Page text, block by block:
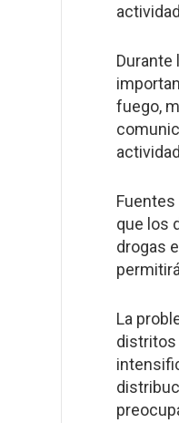
fuego,
que los
drogas
La
distritos